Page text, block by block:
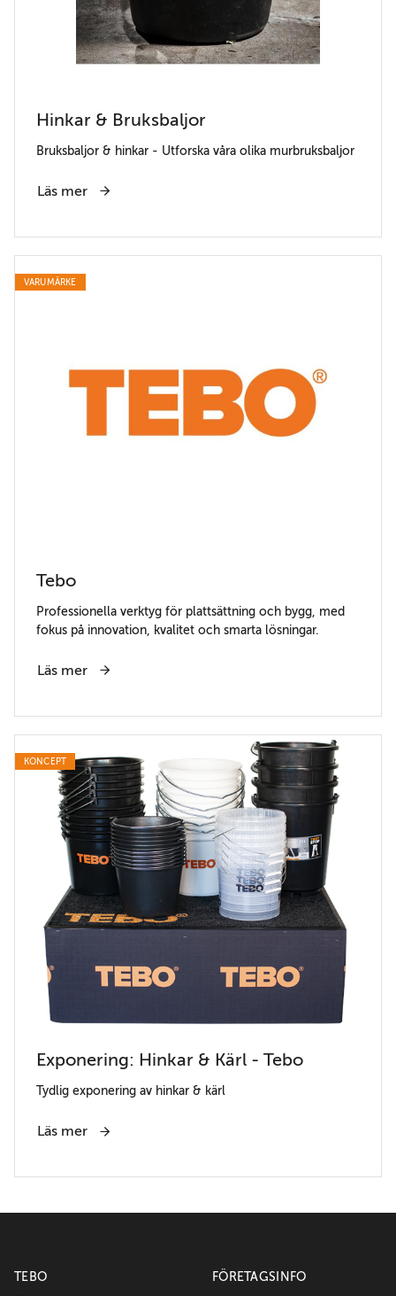
Hinkar & Bruksbaljor
Bruksbaljor & hinkar - Utforska våra olika murbruksbaljor
Läs mer
VARUMÄRKE
Tebo
Professionella verktyg för plattsättning och bygg, med
fokus på innovation, kvalitet och smarta lösningar.
Läs mer
KONCEPT
Exponering: Hinkar & Kärl - Tebo
Tydlig exponering av hinkar & kärl
Läs mer
TEBO
FÖRETAGSINFO